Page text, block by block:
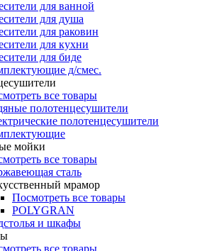
для ванной
для душа
для раковин
для кухни
для биде
д/смес.
все товары
полотенцесушители
полотенцесушители
мойки
все товары
сталь
мрамор
Посмотреть все товары
POLYGRAN
и шкафы
все товары